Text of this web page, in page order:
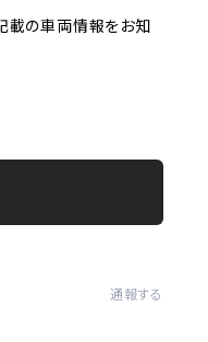
載の車両情報をお知
通報する